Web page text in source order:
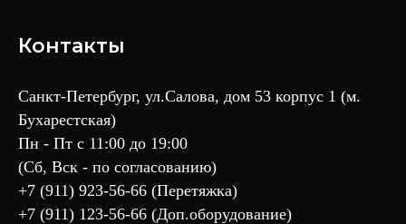
Контакты
Санкт-Петербург, ул.Салова, дом 53 корпус 1 (м.
Бухарестская)
Пн - Пт с 11:00 до 19:00
(Сб, Вск - по согласованию)
+7 (911) 923-56-66 (Перетяжка)
+7 (911) 123-56-66 (Доп.оборудование)